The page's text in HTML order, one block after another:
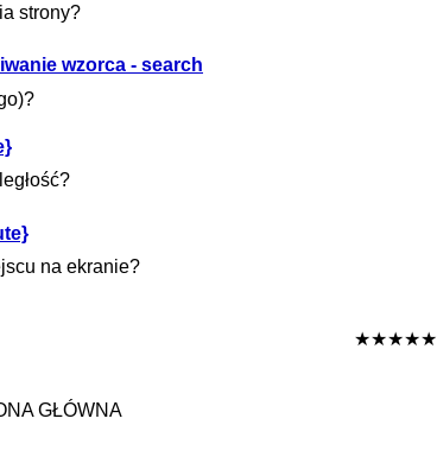
strony?
wzorca - search
na ekranie?
★★★★★
GŁÓWNA